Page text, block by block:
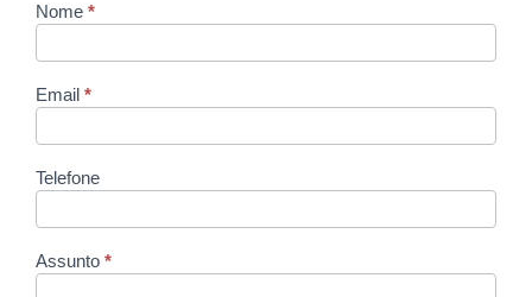
Contato
Nome *
Email *
Telefone
Assunto *